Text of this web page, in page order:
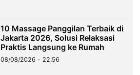
10 Massage Panggilan Terbaik di
Jakarta 2026, Solusi Relaksasi
Praktis Langsung ke Rumah
08/08/2026 - 22:56